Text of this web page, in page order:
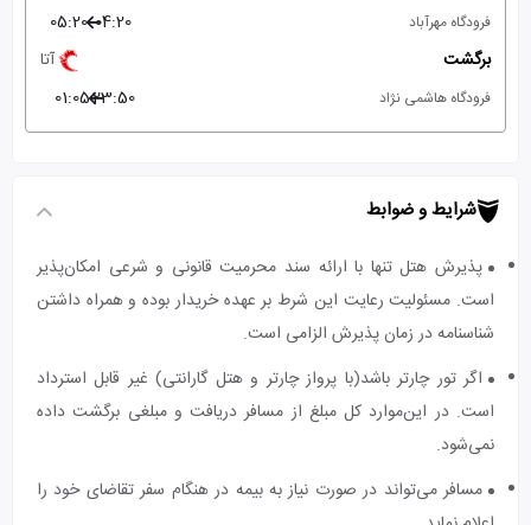
فرودگاه مهرآباد 04:20
05:20
برگشت
آتا
فرودگاه هاشمی نژاد 23:50
01:05
شرایط و ضوابط
پذیرش هتل تنها با ارائه سند محرمیت قانونی و شرعی امکان‌پذیر
است. مسئولیت رعایت این شرط بر عهده خریدار بوده و همراه داشتن
شناسنامه در زمان پذیرش الزامی است.
اگر تور چارتر باشد(با پرواز چارتر و هتل گارانتی) غیر قابل استرداد
است. در این‌موارد کل مبلغ از مسافر دریافت و مبلغی برگشت داده
نمی‌شود.
مسافر می‌تواند در صورت نیاز به بیمه در هنگام سفر تقاضای خود را